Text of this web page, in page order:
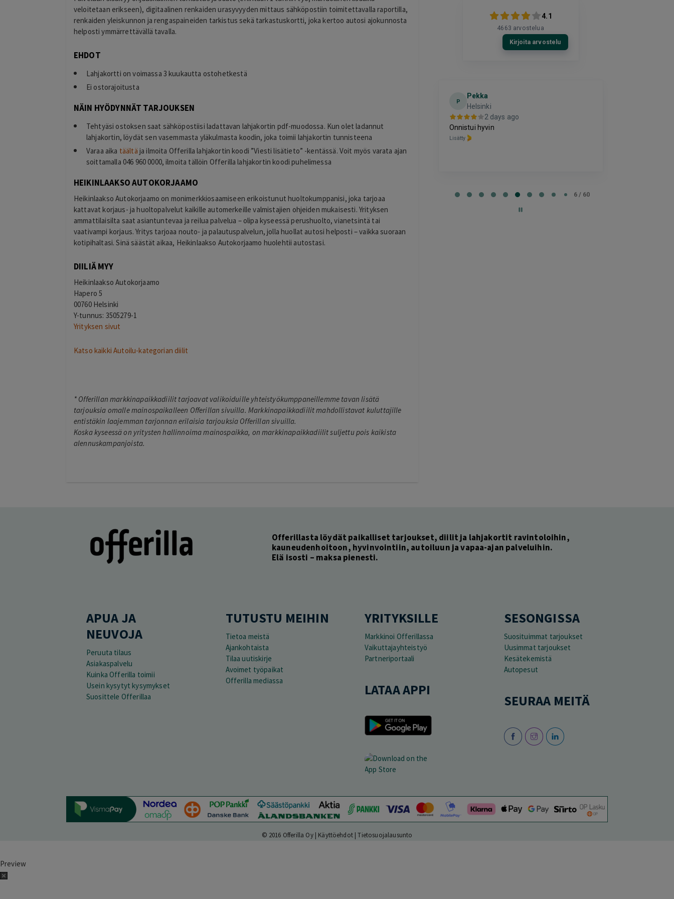
veloitetaan erikseen), digitaalinen renkaiden urasyvyyden mittaus sähköpostiin toimitettavalla raportilla,
renkaiden yleiskunnon ja rengaspaineiden tarkistus sekä tarkastuskortti, joka kertoo autosi ajokunnosta
helposti ymmärrettävällä tavalla.
EHDOT
Lahjakortti on voimassa 3 kuukautta ostohetkestä
Ei ostorajoitusta
NÄIN HYÖDYNNÄT TARJOUKSEN
Tehtyäsi ostoksen saat sähköpostiisi ladattavan lahjakortin pdf-muodossa. Kun olet ladannut
lahjakortin, löydät sen vasemmasta yläkulmasta koodin, joka toimii lahjakortin tunnisteena
Varaa aika täältä ja ilmoita Offerilla lahjakortin koodi ”Viesti lisätieto” -kentässä. Voit myös varata ajan
soittamalla 046 960 0000, ilmoita tällöin Offerilla lahjakortin koodi puhelimessa
HEIKINLAAKSO AUTOKORJAAMO
Heikinlaakso Autokorjaamo on monimerkkiosaamiseen erikoistunut huoltokumppanisi, joka tarjoaa
kattavat korjaus- ja huoltopalvelut kaikille automerkeille valmistajien ohjeiden mukaisesti. Yrityksen
ammattilaisilta saat asiantuntevaa ja reilua palvelua – olipa kyseessä perushuolto, vianetsintä tai
vaativampi korjaus. Yritys tarjoaa nouto- ja palautuspalvelun, jolla huollat autosi helposti – vaikka suoraan
kotipihaltasi. Sinä säästät aikaa, Heikinlaakso Autokorjaamo huolehtii autostasi.
DIILIÄ MYY
Heikinlaakso Autokorjaamo
Hapero 5
00760 Helsinki
Y-tunnus: 3505279-1
Yrityksen sivut
Katso kaikki Autoilu-kategorian diilit
* Offerillan markkinapaikkadiilit tarjoavat valikoiduille yhteistyökumppaneillemme tavan lisätä
tarjouksia omalle mainospaikalleen Offerillan sivuilla. Markkinapaikkadiilit mahdollistavat kuluttajille
entistäkin laajemman tarjonnan erilaisia tarjouksia Offerillan sivuilla.
Koska kyseessä on yritysten hallinnoima mainospaikka, on markkinapaikkadiilit suljettu pois kaikista
alennuskampanjoista.
4.1
4663 arvostelua
Kirjoita arvostelu
Helsinki
Kaikki meni ihan nappiin! Suosittelen!
Lisätty
Kohtuuhintainen ja keskeisellä paikalla
oleva majoitus. Aamiainen ihan hyvää
Lisätty
P
Pekka
Helsinki
2 days ago
Onnistui hyvin
Lisätty
6 / 60
Offerillasta löydät paikalliset tarjoukset, diilit ja lahjakortit ravintoloihin,
kauneudenhoitoon, hyvinvointiin, autoiluun ja vapaa-ajan palveluihin.
Elä isosti – maksa pienesti.
APUA JA
NEUVOJA
Peruuta tilaus
Asiakaspalvelu
Kuinka Offerilla toimii
Usein kysytyt kysymykset
Suosittele Offerillaa
TUTUSTU MEIHIN
Tietoa meistä
Ajankohtaista
Tilaa uutiskirje
Avoimet työpaikat
Offerilla mediassa
YRITYKSILLE
Markkinoi Offerillassa
Vaikuttajayhteistyö
Partneriportaali
LATAA APPI
SESONGISSA
Suosituimmat tarjoukset
Uusimmat tarjoukset
Kesätekemistä
Autopesut
SEURAA MEITÄ
© 2016 Offerilla Oy | Käyttöehdot|Tietosuojalausunto
Preview